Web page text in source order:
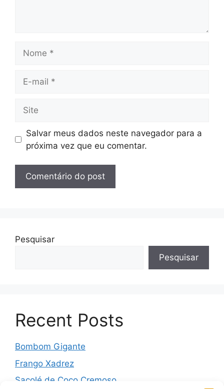
mail
Salvar meus dados neste navegador para a
próxima vez que eu comentar.
Pesquisar
Pesquisar
Recent Posts
Bombom Gigante
Frango Xadrez
Sacolé de Coco Cremoso